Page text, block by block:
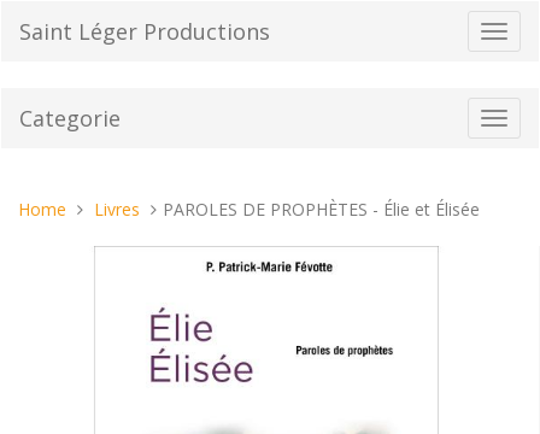
Saint Léger Productions
Categorie
Tu
Home Livres PAROLES DE PROPHÈTES - Élie et Élisée